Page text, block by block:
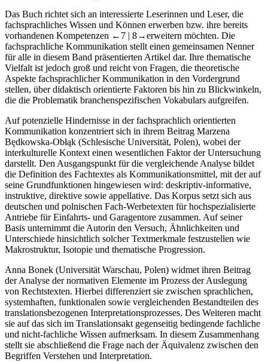
Das Buch richtet sich an interessierte Leserinnen und Leser, die
fachsprachliches Wissen und Können erwerben bzw. ihre bereits
vorhandenen Kompetenzen ←7 | 8→erweitern möchten. Die
fachsprachliche Kommunikation stellt einen gemeinsamen Nenner
für alle in diesem Band präsentierten Artikel dar. Ihre thematische
Vielfalt ist jedoch groß und reicht von Fragen, die theoretische
Aspekte fachsprachlicher Kommunikation in den Vordergrund
stellen, über didaktisch orientierte Faktoren bis hin zu Blickwinkeln,
die die Problematik branchenspezifischen Vokabulars aufgreifen.
Auf potenzielle Hindernisse in der fachsprachlich orientierten
Kommunikation konzentriert sich in ihrem Beitrag Marzena
Będkowska-Obłąk (Schlesische Universität, Polen), wobei der
interkulturelle Kontext einen wesentlichen Faktor der Untersuchung
darstellt. Den Ausgangspunkt für die vergleichende Analyse bildet
die Definition des Fachtextes als Kommunikationsmittel, mit der auf
seine Grundfunktionen hingewiesen wird: deskriptiv-informative,
instruktive, direktive sowie appellative. Das Korpus setzt sich aus
deutschen und polnischen Fach-Werbetexten für hochspezialisierte
Antriebe für Einfahrts- und Garagentore zusammen. Auf seiner
Basis unternimmt die Autorin den Versuch, Ähnlichkeiten und
Unterschiede hinsichtlich solcher Textmerkmale festzustellen wie
Makrostruktur, Isotopie und thematische Progression.
Anna Bonek (Universität Warschau, Polen) widmet ihren Beitrag
der Analyse der normativen Elemente im Prozess der Auslegung
von Rechtstexten. Hierbei differenziert sie zwischen sprachlichen,
systemhaften, funktionalen sowie vergleichenden Bestandteilen des
translationsbezogenen Interpretationsprozesses. Des Weiteren macht
sie auf das sich im Translationsakt gegenseitig bedingende fachliche
und nicht-fachliche Wissen aufmerksam. In diesem Zusammenhang
stellt sie abschließend die Frage nach der Äquivalenz zwischen den
Begriffen Verstehen und Interpretation.